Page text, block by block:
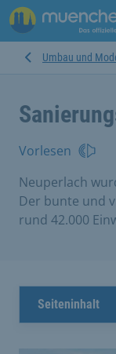
Umbau und
Vorlesen
Neuperlach
Der bunte und
rund 42.000
Seiteninhalt